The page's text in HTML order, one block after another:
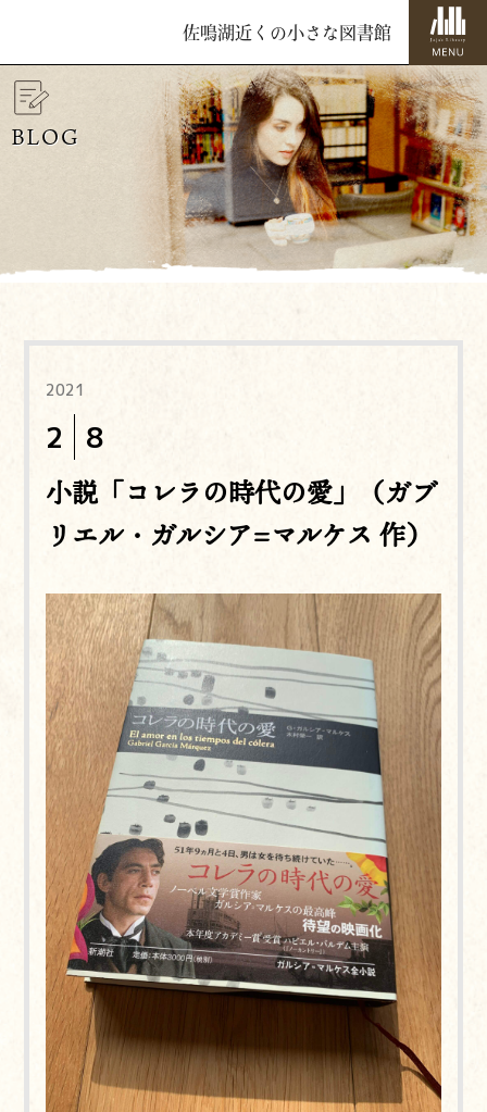
佐鳴湖近くの小さな図書館
BLOG
2021
2 8
小説「コレラの時代の愛」（ガブ
リエル・ガルシア=マルケス 作）